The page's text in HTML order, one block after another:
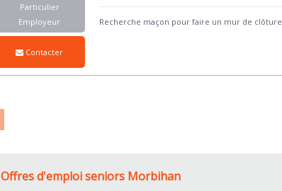
Particulier
Employeur
Contacter
Recherche maçon pour faire un mur de clôture
Offres d'emploi seniors Morbihan